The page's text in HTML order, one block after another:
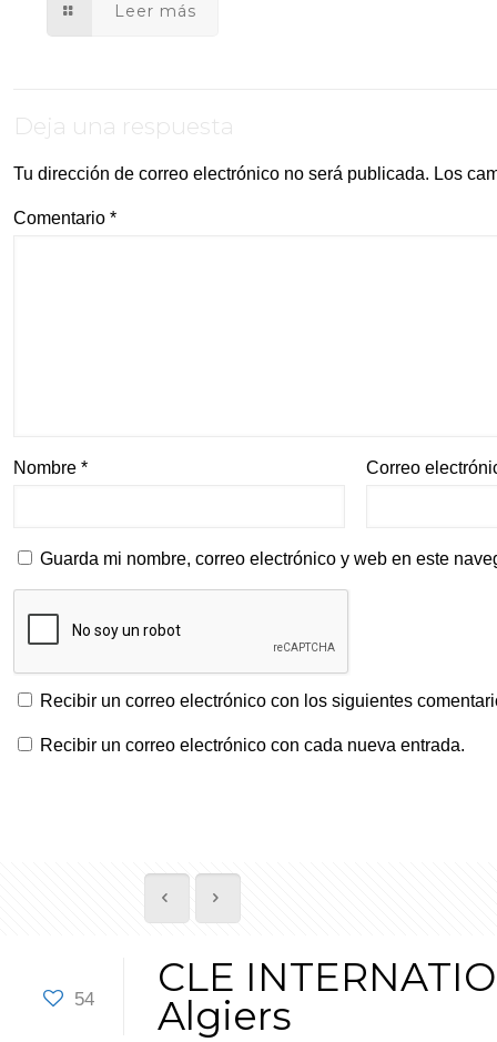
Leer más
Deja una respuesta
Tu dirección de correo electrónico no será publicada. Los
Comentario *
Nombre * Correo
Guarda mi nombre, correo electrónico y web en este
Recibir un correo electrónico con los siguientes
Recibir un correo electrónico con cada nueva entrada.
54
CLE
Algiers